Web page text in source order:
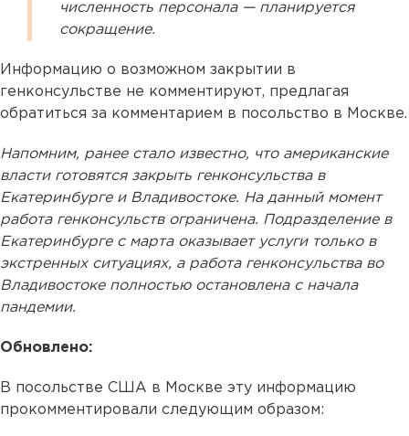
численность персонала — планируется
сокращение.
Информацию о возможном закрытии в
генконсульстве не комментируют, предлагая
обратиться за комментарием в посольство в Москве.
Напомним, ранее стало известно, что американские
власти готовятся закрыть генконсульства в
Екатеринбурге и Владивостоке. На данный момент
работа генконсульств ограничена. Подразделение в
Екатеринбурге с марта оказывает услуги только в
экстренных ситуациях, а работа генконсульства во
Владивостоке полностью остановлена с начала
пандемии.
Обновлено:
В посольстве США в Москве эту информацию
прокомментировали следующим образом: